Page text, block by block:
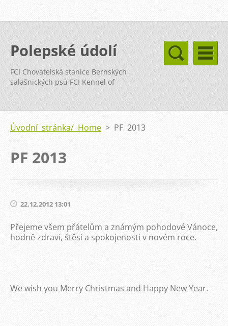
Polepské údolí
FCI Chovatelská stanice Bernských
salašnických psů FCI Kennel of
Bernese Mountain Dog
Úvodní stránka/ Home > PF 2013
PF 2013
22.12.2012 13:01
Přejeme všem přátelům a známým pohodové Vánoce,
hodně zdraví, štěsí a spokojenosti v novém roce.
We wish you Merry Christmas and Happy New Year.